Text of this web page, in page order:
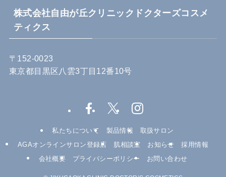
株式会社自由が丘クリニックドクターズコスメ
ティクス
〒152-0023
東京都目黒区八雲3丁目12番10号
私たちについて 製品情報
取扱サロン
AGAオンラインサロン登録店
肌相談室 お知らせ
採用情報
会社概要
プライバシーポリシー お問い合わせ